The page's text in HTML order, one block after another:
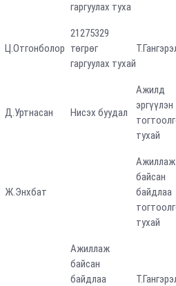
гаргуулах туха
Ц.Отгонболор
21275329
төгрөг
гаргуулах тухай
Д.Уртнасан Нисэх буудал
Ажилд
эргүүлэн
тухай
Ж.Энхбат
Ажиллаж
байсан
байдлаа
тухай
Ажиллаж
байсан
байдлаа